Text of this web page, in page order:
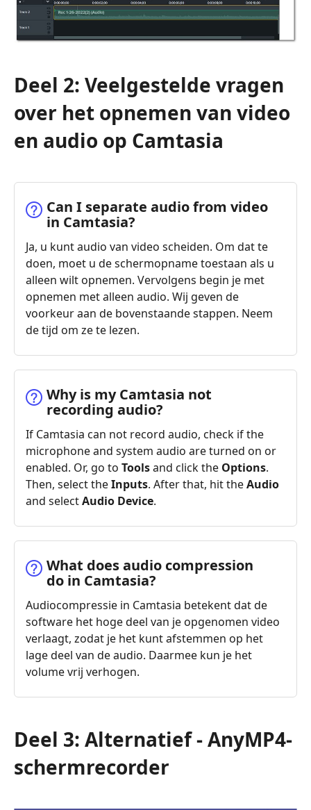
Deel 2: Veelgestelde vragen
over het opnemen van video
en audio op Camtasia
Can I separate audio from video
in Camtasia?
Ja, u kunt audio van video scheiden. Om dat te
doen, moet u de schermopname toestaan als u
alleen wilt opnemen. Vervolgens begin je met
opnemen met alleen audio. Wij geven de
voorkeur aan de bovenstaande stappen. Neem
de tijd om ze te lezen.
Why is my Camtasia not
recording audio?
If Camtasia can not record audio, check if the
microphone and system audio are turned on or
enabled. Or, go to Toolsand click the Options.
Then, select theInputs. After that, hit theAudio
and selectAudio Device.
What does audio compression
do in Camtasia?
Audiocompressie in Camtasia betekent dat de
software het hoge deel van je opgenomen video
verlaagt, zodat je het kunt afstemmen op het
lage deel van de audio. Daarmee kun je het
volume vrij verhogen.
Deel 3: Alternatief - AnyMP4-
schermrecorder